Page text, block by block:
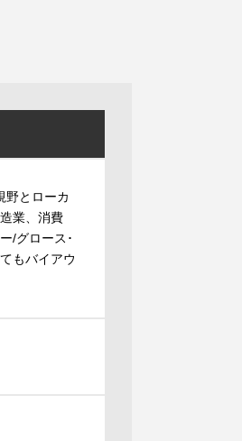
野とローカ
業、消費
/グロース･
もバイアウ